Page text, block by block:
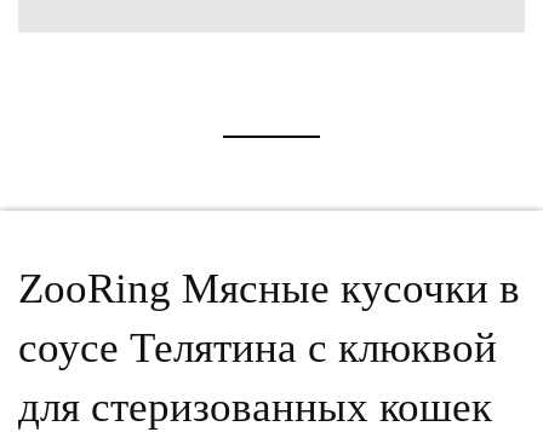
ZooRing Мясные кусочки в
соусе Телятина с клюквой
для стеризованных кошек